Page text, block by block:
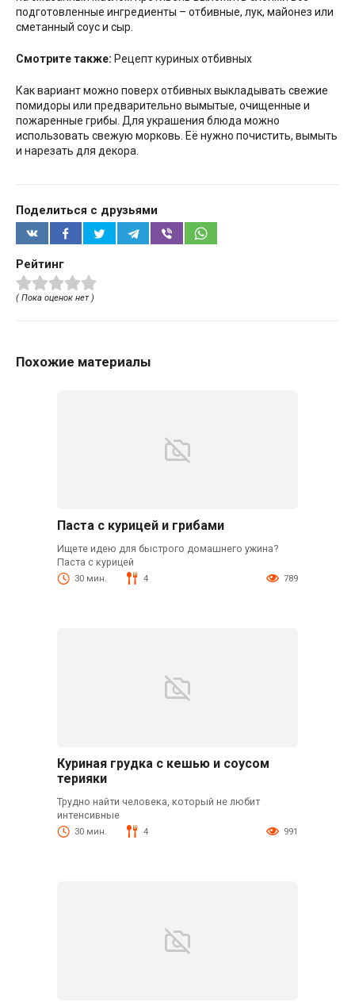
подготовленные ингредиенты – отбивные, лук, майонез или
сметанный соус и сыр.
Смотрите также: Рецепт куриных отбивных
Как вариант можно поверх отбивных выкладывать свежие
помидоры или предварительно вымытые, очищенные и
пожаренные грибы. Для украшения блюда можно
использовать свежую морковь. Её нужно почистить, вымыть
и нарезать для декора.
Поделиться с друзьями
Рейтинг
( Пока оценок нет )
Похожие материалы
Паста с курицей и грибами
Ищете идею для быстрого домашнего ужина?
Паста с курицей
30 мин. 4 789
Куриная грудка с кешью и соусом
терияки
Трудно найти человека, который не любит
интенсивные
30 мин. 4 991